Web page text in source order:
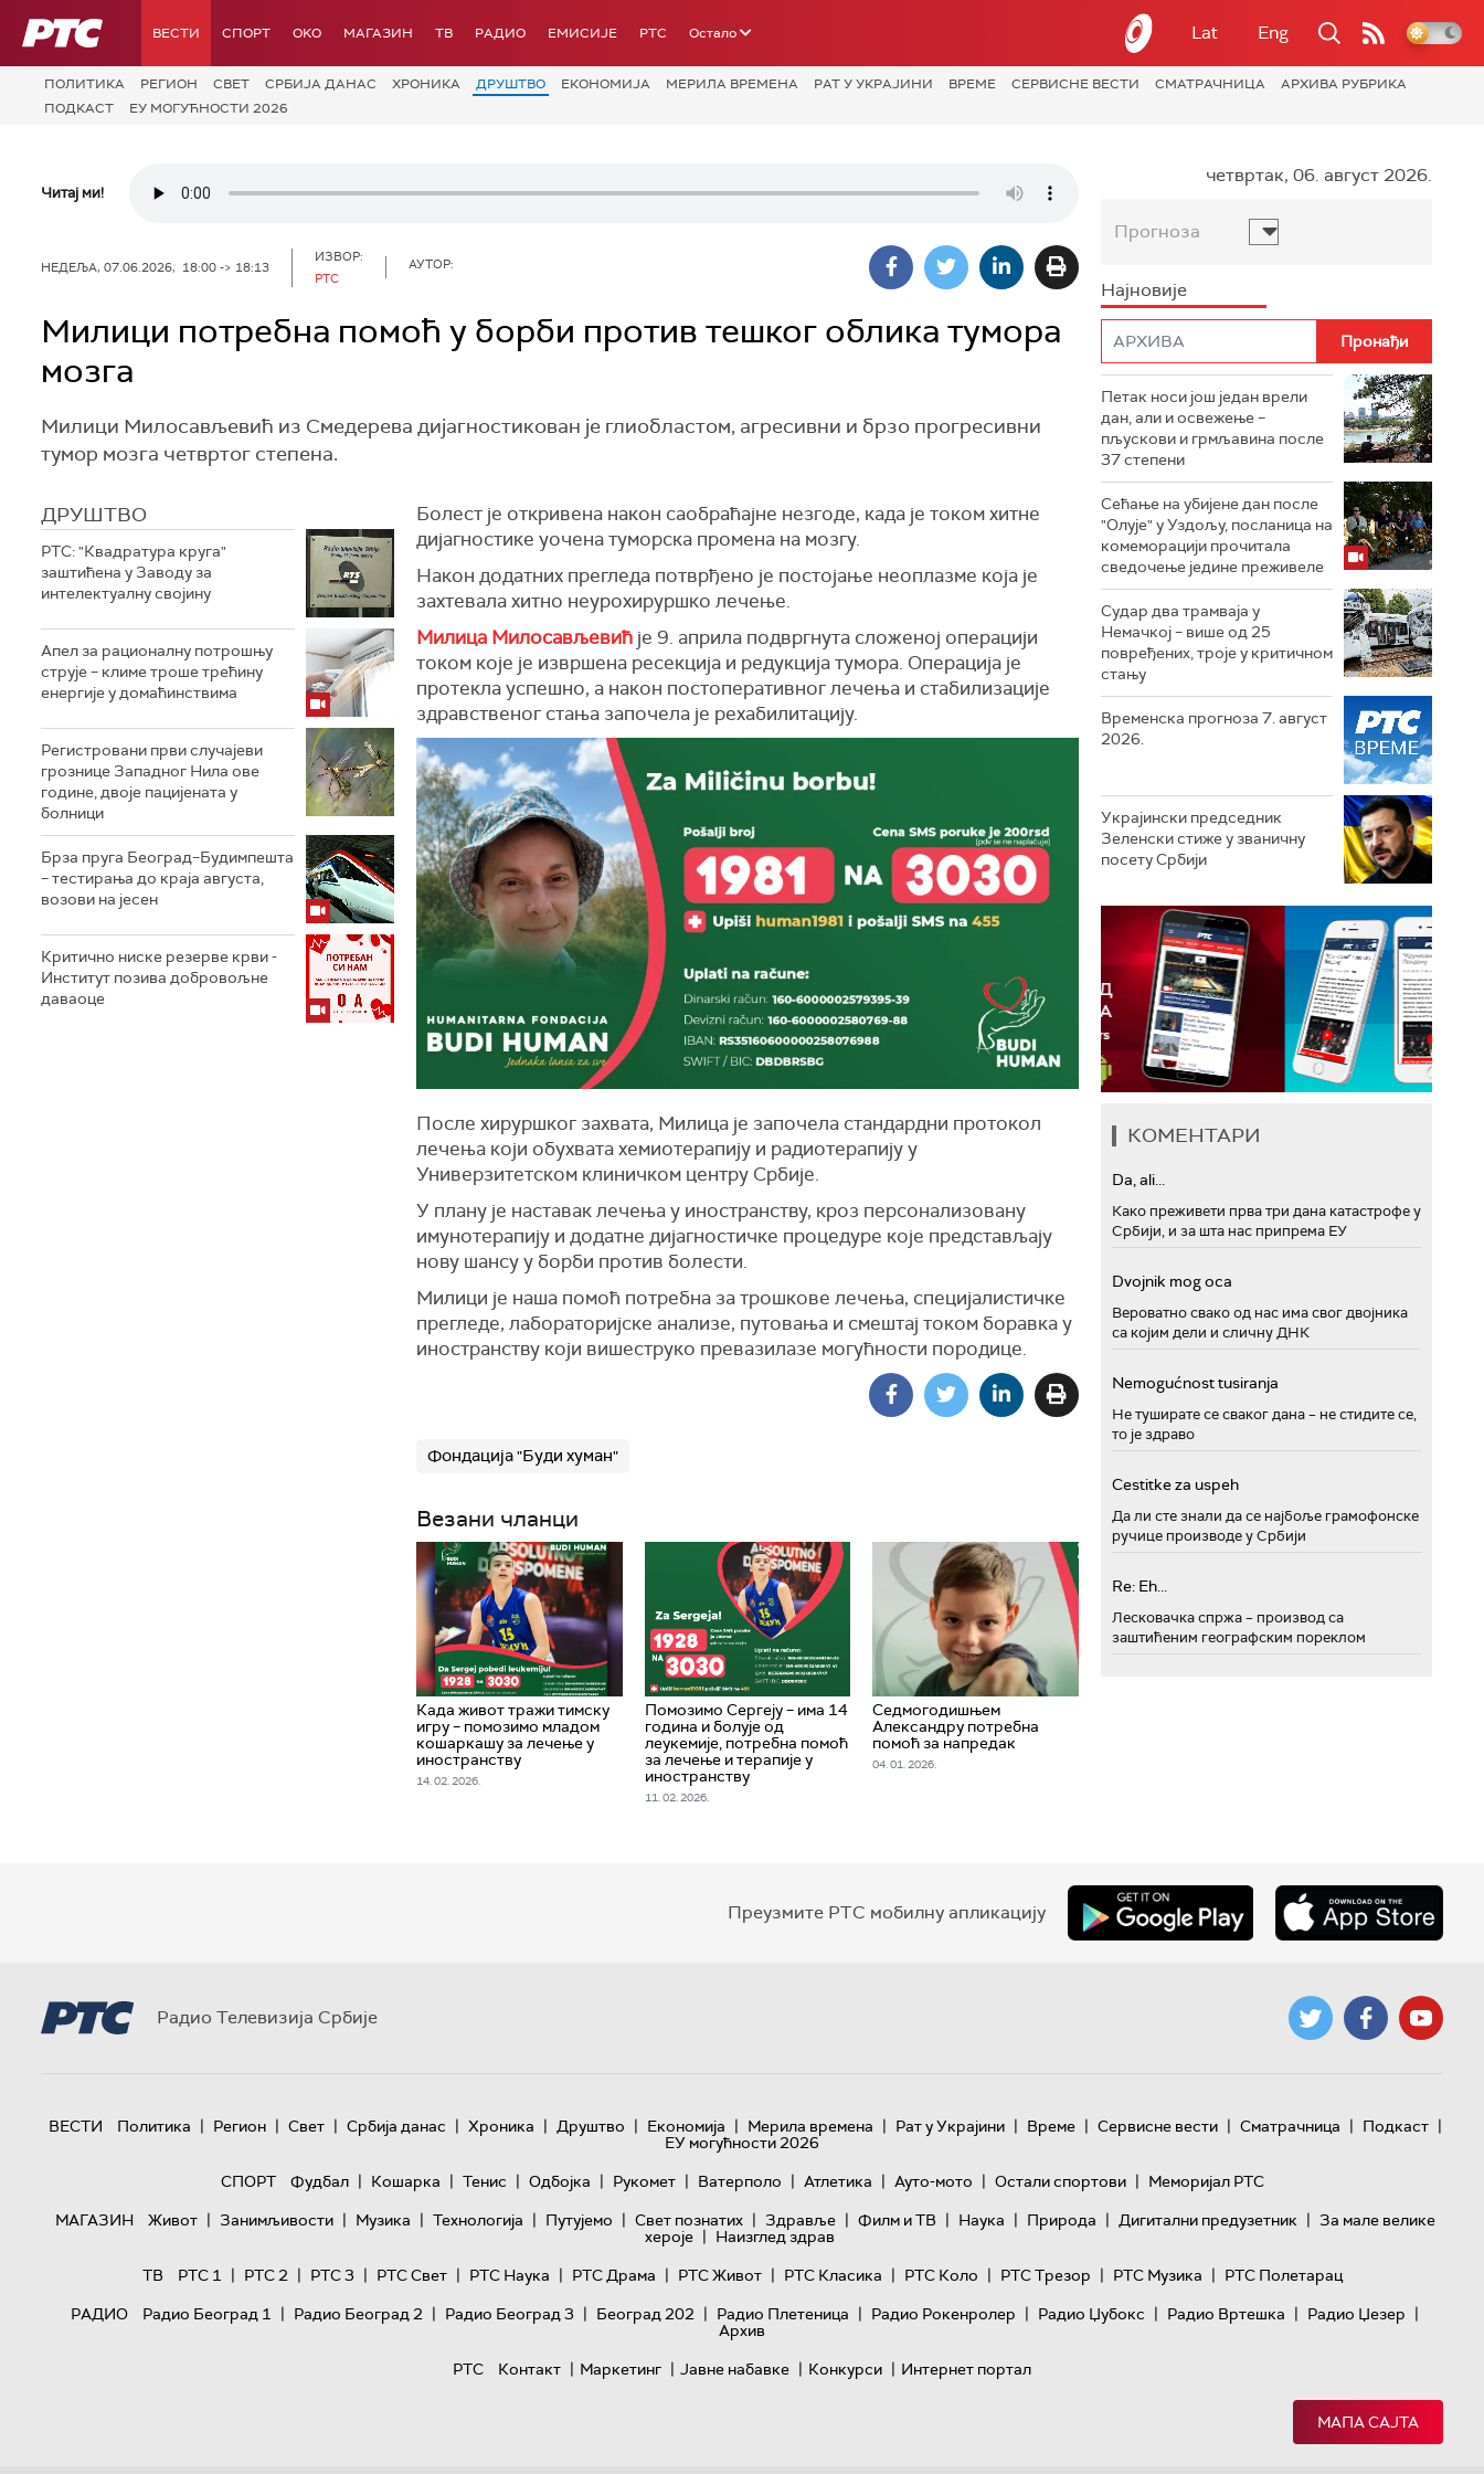
РТС ВЕСТИ СПОРТ OKO МАГАЗИН ТВ РАДИО ЕМИСИЈЕ РТС Остало Lat Eng
ПОЛИТИКА РЕГИОН СВЕТ СРБИЈА ДАНАС ХРОНИКА ДРУШТВО ЕКОНОМИЈА МЕРИЛА ВРЕМЕНА РАТ У УКРАЈИНИ ВРЕМЕ СЕРВИСНЕ ВЕСТИ СМАТРАЧНИЦА
АРХИВА РУБРИКА
ПОДКАСТ
ЕУ МОГУЋНОСТИ 2026
Читај ми!
НЕДЕЉА, 07.06.2026, 18:00 -> 18:13
ИЗВОР:
РТС
АУТОР:
Милици потребна помоћ у борби против тешког облика тумора
мозга
Милици Милосављевић из Смедерева дијагностикован је глиобластом, агресивни и брзо прогресивни
тумор мозга четвртог степена.
ДРУШТВО
РТС: "Квадратура круга"
заштићена у Заводу за
интелектуалну својину
Апел за рационалну потрошњу
струје – климе троше трећину
енергије у домаћинствима
Регистровани први случајеви
грознице Западног Нила ове
године, двоје пацијената у
болници
Брза пруга Београд–Будимпешта
– тестирања до краја августа,
возови на јесен
Критично ниске резерве крви -
Институт позива добровољне
даваоце
Болест је откривена након саобраћајне незгоде, када је током хитне
дијагностике уочена туморска промена на мозгу.
Након додатних прегледа потврђено је постојање неоплазме која је
захтевала хитно неурохируршко лечење.
Милица Милосављевић је 9. априла подвргнута сложеној операцији
током које је извршена ресекција и редукција тумора. Операција је
протекла успешно, а након постоперативног лечења и стабилизације
здравственог стања започела је рехабилитацију.
После хируршког захвата, Милица је започела стандардни протокол
лечења који обухвата хемиотерапију и радиотерапију у
Универзитетском клиничком центру Србије.
У плану је наставак лечења у иностранству, кроз персонализовану
имунотерапију и додатне дијагностичке процедуре које представљају
нову шансу у борби против болести.
Милици је наша помоћ потребна за трошкове лечења, специјалистичке
прегледе, лабораторијске анализе, путовања и смештај током боравка у
иностранству који вишеструко превазилазе могућности породице.
Фондација "Буди хуман"
Везани чланци
Када живот тражи тимску
игру – помозимо младом
кошаркашу за лечење у
иностранству
14. 02. 2026.
Помозимо Сергеју – има 14
година и болује од
леукемије, потребна помоћ
за лечење и терапије у
иностранству
11. 02. 2026.
Седмогодишњем
Александру потребна
помоћ за напредак
04. 01. 2026.
четвртак, 06. август 2026.
Прогноза
Најновије
Петак носи још један врели
дан, али и освежење –
пљускови и грмљавина после
37 степени
Сећање на убијене дан после
"Олује" у Уздољу, посланица на
комеморацији прочитала
сведочење једине преживеле
Судар два трамваја у
Немачкој – више од 25
повређених, троје у критичном
стању
Временска прогноза 7. август
2026.
Украјински председник
Зеленски стиже у званичну
посету Србији
КОМЕНТАРИ
Da, ali...
Како преживети прва три дана катастрофе у
Србији, и за шта нас припрема ЕУ
Dvojnik mog oca
Вероватно свако од нас има свог двојника
са којим дели и сличну ДНК
Nemogućnost tusiranja
Не туширате се сваког дана – не стидите се,
то је здраво
Cestitke za uspeh
Да ли сте знали да се најбоље грамофонске
ручице производе у Србији
Re: Eh...
Лесковачка спржа – производ са
заштићеним географским пореклом
Преузмите РТС мобилну апликацију
Радио Телевизија Србије
ВЕСТИ Политика | Регион | Свет | Србија данас | Хроника | Друштво | Економија | Мерила времена | Рат у Украјини | Време | Сервисне вести | Сматрачница | Подкаст |
ЕУ могућности 2026
СПОРТ
Фудбал | Кошарка | Тенис | Одбојка | Рукомет | Ватерполо | Атлетика | Ауто-мото | Остали спортови | Меморијал РТС
МАГАЗИН
Живот | Занимљивости | Музика | Технологијa | Путујемо | Свет познатих | Здравље | Филм и ТВ | Наука | Природа | Дигитални предузетник | За мале велике
хероје | Наизглед здрав
ТВ
РТС 1 | РТС 2 | РТС 3 | РТС Свет | РТС Наука | РТС Драма | РТС Живот | РТС Класика | РТС Коло | РТС Трезор | РТС Музика | РТС Полетарац
РАДИО
Радио Београд 1 | Радио Београд 2 | Радио Београд 3 | Београд 202 | Радио Плетеница | Радио Рокенролер | Радио Џубокс | Радио Вртешка | Радио Џезер |
Архив
РТС
Контакт | Маркетинг | Јавне набавке | Конкурси | Интернет портал
МАПА САЈТА